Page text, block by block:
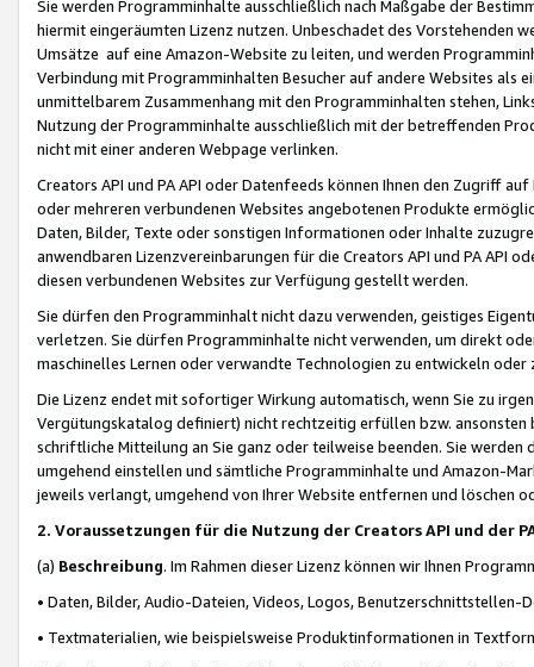
Sie werden Programminhalte ausschließlich nach Maßgabe der
hiermit eingeräumten Lizenz nutzen. Unbeschadet des Vorstehenden
Umsätze auf eine Amazon-Website zu leiten, und werden
Verbindung mit Programminhalten Besucher auf andere Websites als
unmittelbarem Zusammenhang mit den Programminhalten stehen,
Nutzung der Programminhalte ausschließlich mit der betreffenden
nicht mit einer anderen Webpage verlinken.
Creators API und PA API oder Datenfeeds können Ihnen den Zugriff
oder mehreren verbundenen Websites angebotenen Produkte
Daten, Bilder, Texte oder sonstigen Informationen oder Inhalte
anwendbaren Lizenzvereinbarungen für die Creators API und PA API
diesen verbundenen Websites zur Verfügung gestellt werden.
Sie dürfen den Programminhalt nicht dazu verwenden, geistiges
verletzen. Sie dürfen Programminhalte nicht verwenden, um direkt
maschinelles Lernen oder verwandte Technologien zu entwickeln
Die Lizenz endet mit sofortiger Wirkung automatisch, wenn Sie zu
Vergütungskatalog definiert) nicht rechtzeitig erfüllen bzw. ansonsten
schriftliche Mitteilung an Sie ganz oder teilweise beenden. Sie werden
umgehend einstellen und sämtliche Programminhalte und Amazon-
jeweils verlangt, umgehend von Ihrer Website entfernen und löschen
2. Voraussetzungen für die Nutzung der Creators API und der
(a) Beschreibung. Im Rahmen dieser Lizenz können wir Ihnen
• Daten, Bilder, Audio-Dateien, Videos, Logos, Benutzerschnittstellen-
• Textmaterialien, wie beispielsweise Produktinformationen in